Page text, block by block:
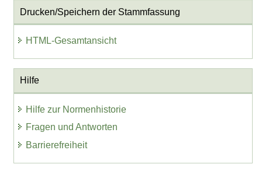
Drucken/Speichern der Stammfassung
HTML-Gesamtansicht
Hilfe
Hilfe zur Normenhistorie
Fragen und Antworten
Barrierefreiheit